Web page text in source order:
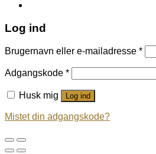
Log ind
Brugernavn eller e-mailadresse *
Adgangskode *
Husk mig Log ind
Mistet din adgangskode?